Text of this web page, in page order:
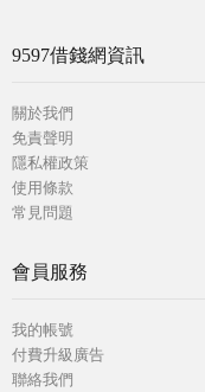
9597借錢網資訊
關於我們
免責聲明
隱私權政策
使用條款
常見問題
會員服務
我的帳號
付費升級廣告
聯絡我們